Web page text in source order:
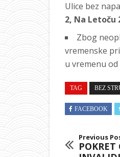
Ulice bez
2, Na Letoču
Zbog
vremenske
u vremenu od
TAG BEZ
FACEBOOK
Previous
POKRET